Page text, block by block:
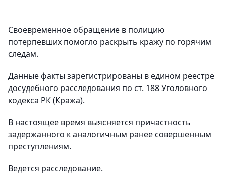
Своевременное обращение в полицию
потерпевших помогло раскрыть кражу по горячим
следам.
Данные факты зарегистрированы в едином реестре
досудебного расследования по ст. 188 Уголовного
кодекса РК (Кража).
В настоящее время выясняется причастность
задержанного к аналогичным ранее совершенным
преступлениям.
Ведется расследование.